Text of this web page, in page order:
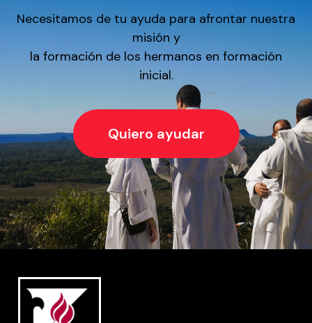
Necesitamos de tu ayuda para afrontar nuestra
misión y
la formación de los hermanos en formación
inicial.
Quiero ayudar